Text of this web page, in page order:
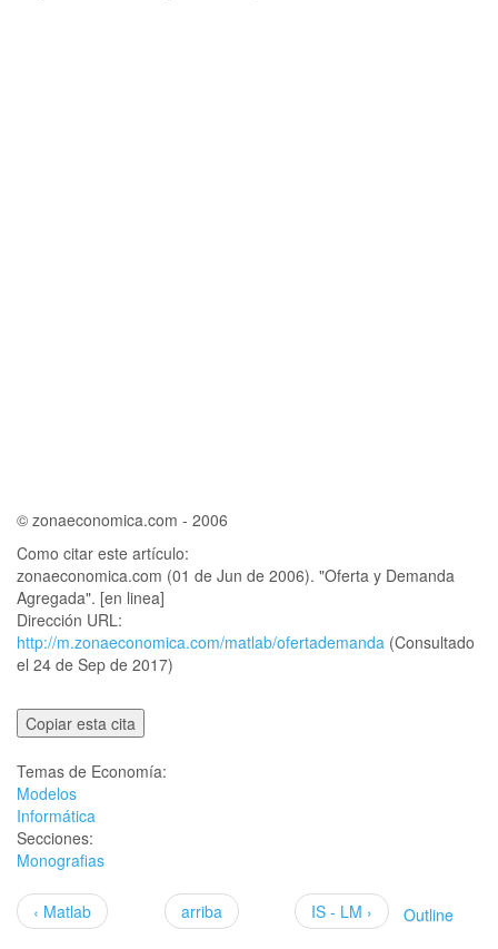
© zonaeconomica.com - 2006
Como citar este artículo:
zonaeconomica.com (01 de Jun de 2006). "Oferta y Demanda
Agregada". [en linea]
Dirección URL:
http://m.zonaeconomica.com/matlab/ofertademanda (Consultado
el 24 de Sep de 2017)
Copiar esta cita
Temas de Economía:
Modelos
Informática
Secciones:
Monografias
Outline
‹ Matlab arriba IS - LM ›